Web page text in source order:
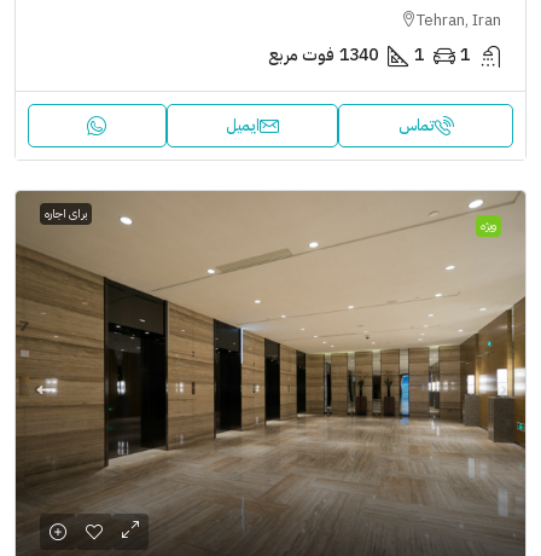
Tehran, Iran
1
1
1340 فوت مربع
تماس ایمیل
ویژه
برای اجاره